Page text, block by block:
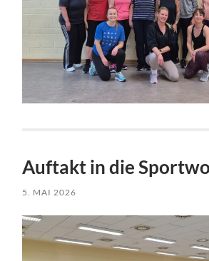
Auftakt in die
5. MAI 2026